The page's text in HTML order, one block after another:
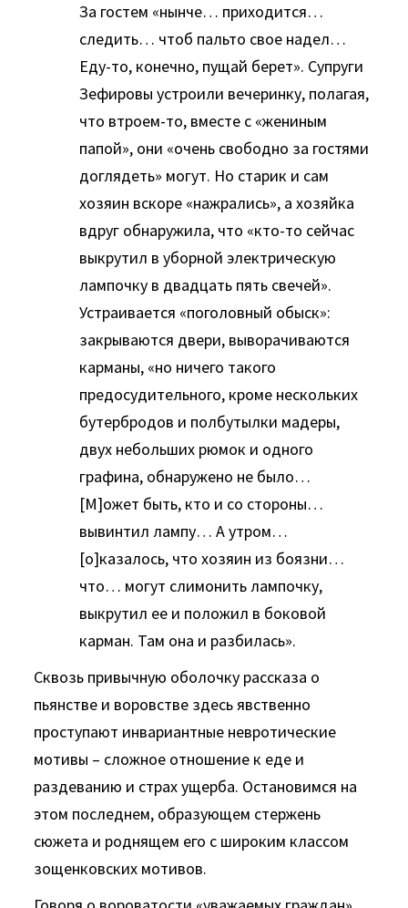
За гостем «нынче… приходится…
следить… чтоб пальто свое надел…
Еду-то, конечно, пущай берет». Супруги
Зефировы устроили вечеринку, полагая,
что втроем-то, вместе с «жениным
папой», они «очень свободно за гостями
доглядеть» могут. Но старик и сам
хозяин вскоре «нажрались», а хозяйка
вдруг обнаружила, что «кто-то сейчас
выкрутил в уборной электрическую
лампочку в двадцать пять свечей».
Устраивается «поголовный обыск»:
закрываются двери, выворачиваются
карманы, «но ничего такого
предосудительного, кроме нескольких
бутербродов и полбутылки мадеры,
двух небольших рюмок и одного
графина, обнаружено не было…
[М]ожет быть, кто и со стороны…
вывинтил лампу… А утром…
[о]казалось, что хозяин из боязни…
что… могут слимонить лампочку,
выкрутил ее и положил в боковой
карман. Там она и разбилась».
Сквозь привычную оболочку рассказа о
пьянстве и воровстве здесь явственно
проступают инвариантные невротические
мотивы – сложное отношение к еде и
раздеванию и страх ущерба. Остановимся на
этом последнем, образующем стержень
сюжета и роднящем его с широким классом
зощенковских мотивов.